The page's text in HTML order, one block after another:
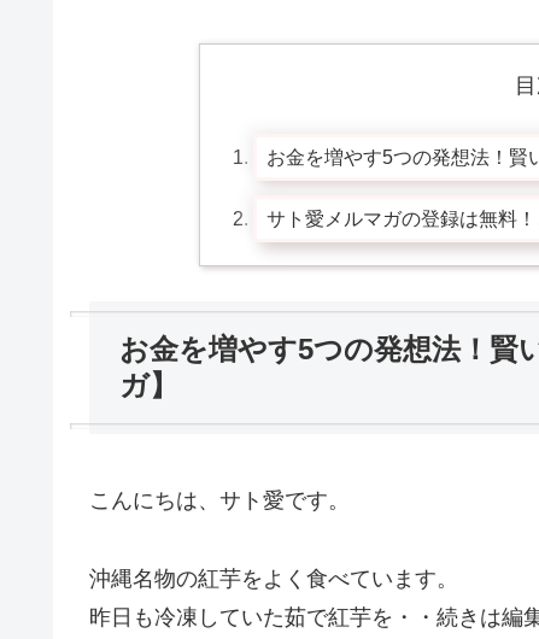
お金を増やす5つの発想法！賢
サト愛メルマガの登録は無料
お金を増やす5つの発想法！賢
ガ】
こんにちは、サト愛です。
沖縄名物の紅芋をよく食べています。
昨日も冷凍していた茹で紅芋を・・続きは編